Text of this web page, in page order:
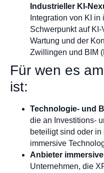
Industrieller KI-
Integration von KI
Schwerpunkt auf
Wartung und der
Zwillingen und BIM
Für wen es
ist:
Technologie- und
die an Investitions-
beteiligt sind oder
immersive
Anbieter
Unternehmen, die